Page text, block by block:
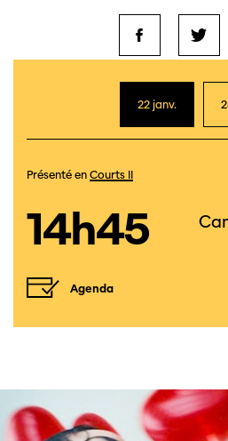
22 janv.
Présenté en Courts II
14h45
Agenda